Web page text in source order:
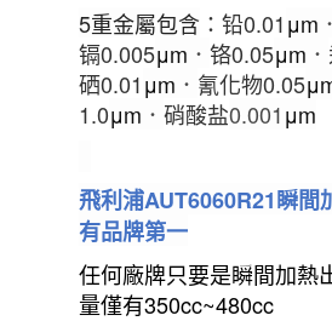
5重金屬包含 ：铅0.01μm ．
镉0.005μm ． 铬0.05μm ．
硒0.01μm ． 氰化物0.05μ
1.0μm ． 硝酸盐0.001μm
飛利浦AUT6060R21瞬間
有品牌第一
任何廠牌只要是瞬間加熱
量僅有350cc~480cc